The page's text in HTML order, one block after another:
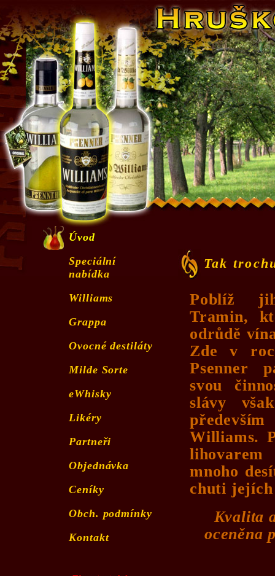
Úvod
Speciální
nabídka
Williams
Grappa
Ovocné destiláty
Milde Sorte
eWhisky
Likéry
Partneři
Objednávka
Ceníky
Obch. podmínky
Kontakt
Tak
Poblíž
Tramin,
odrůdě
Zde v
Psenner
svou
slávy
Williams.
mnoho
chuti
Kvalita
oceněna